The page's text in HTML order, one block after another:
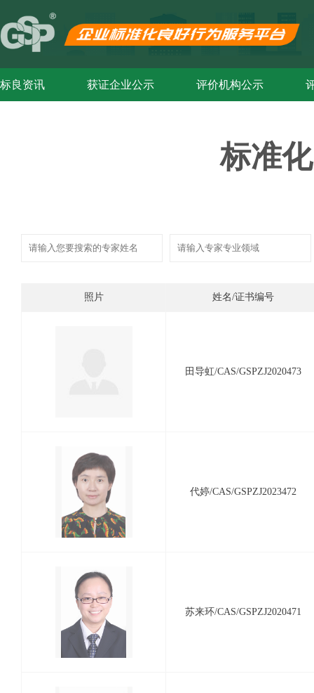
标良资讯 获证企业公示 评价机构公示
标准
照片 姓名/证书编号
田导虹/CAS/GSPZJ2020473
代婷/CAS/GSPZJ2023472
苏来环/CAS/GSPZJ2020471